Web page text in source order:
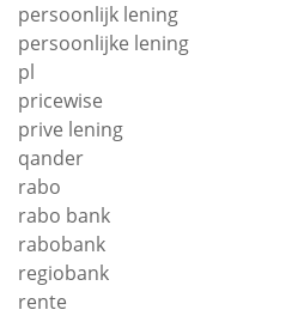
persoonlijk lening
persoonlijke lening
pl
pricewise
prive lening
qander
rabo
rabo bank
rabobank
regiobank
rente